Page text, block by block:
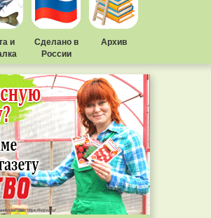
и
Сделано в
России
Архив